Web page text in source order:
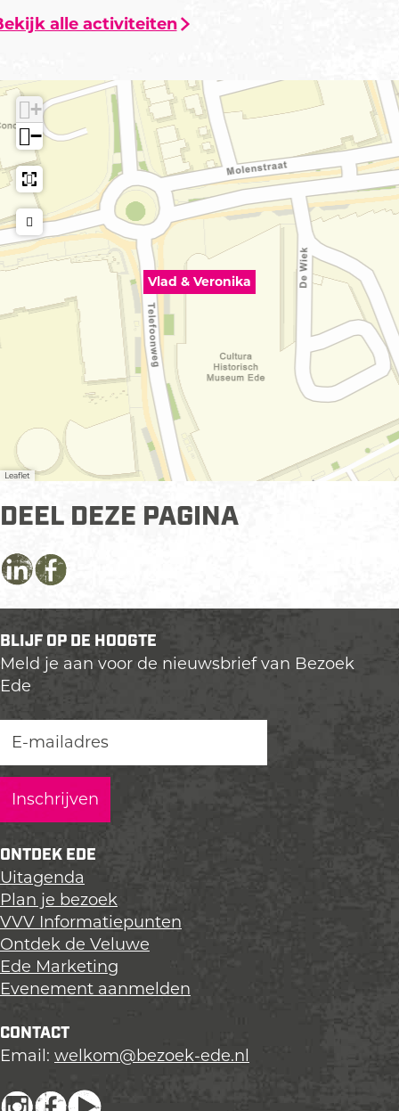
alle activiteiten
Vlad & Veronika
+
−
Leaflet
DEEL DEZE PAGINA
D
l
d
e
e
a
g
i
n
a
o
p
L
i
n
k
e
n
D
l
d
e
a
g
i
n
o
p
F
a
c
e
b
o
k
l
d
e
a
g
i
n
o
p
X
BLIJF OP DE HOOGTE
Meld je aan voor de nieuwsbrief van Bezoek
Ede
ONTDEK EDE
Uitagenda
Plan je bezoek
VVV Informatiepunten
Ontdek de Veluwe
Ede Marketing
Evenement aanmelden
CONTACT
Email: welkom@bezoek-ede.nl